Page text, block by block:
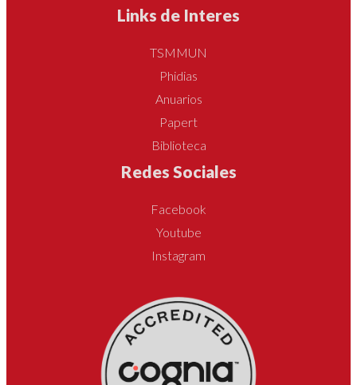
Links de Interes
TSMMUN
Phidias
Anuarios
Papert
Biblioteca
Redes Sociales
Facebook
Youtube
Instagram